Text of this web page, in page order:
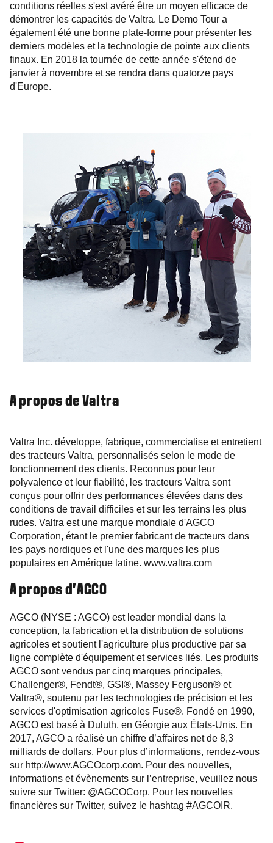
conditions réelles s'est avéré être un moyen efficace de
démontrer les capacités de Valtra. Le Demo Tour a
également été une bonne plate-forme pour présenter les
derniers modèles et la technologie de pointe aux clients
finaux. En 2018 la tournée de cette année s'étend de
janvier à novembre et se rendra dans quatorze pays
d'Europe.
A propos de Valtra
Valtra Inc. développe, fabrique, commercialise et entretient
des tracteurs Valtra, personnalisés selon le mode de
fonctionnement des clients. Reconnus pour leur
polyvalence et leur fiabilité, les tracteurs Valtra sont
conçus pour offrir des performances élevées dans des
conditions de travail difficiles et sur les terrains les plus
rudes. Valtra est une marque mondiale d'AGCO
Corporation, étant le premier fabricant de tracteurs dans
les pays nordiques et l'une des marques les plus
populaires en Amérique latine. www.valtra.com
A propos d’AGCO
AGCO (NYSE : AGCO) est leader mondial dans la
conception, la fabrication et la distribution de solutions
agricoles et soutient l'agriculture plus productive par sa
ligne complète d'équipement et services liés. Les produits
AGCO sont vendus par cinq marques principales,
Challenger®, Fendt®, GSI®, Massey Ferguson® et
Valtra®, soutenu par les technologies de précision et les
services d'optimisation agricoles Fuse®. Fondé en 1990,
AGCO est basé à Duluth, en Géorgie aux États-Unis. En
2017, AGCO a réalisé un chiffre d’affaires net de 8,3
milliards de dollars. Pour plus d’informations, rendez-vous
sur http://www.AGCOcorp.com. Pour des nouvelles,
informations et évènements sur l’entreprise, veuillez nous
suivre sur Twitter: @AGCOCorp. Pour les nouvelles
financières sur Twitter, suivez le hashtag #AGCOIR.